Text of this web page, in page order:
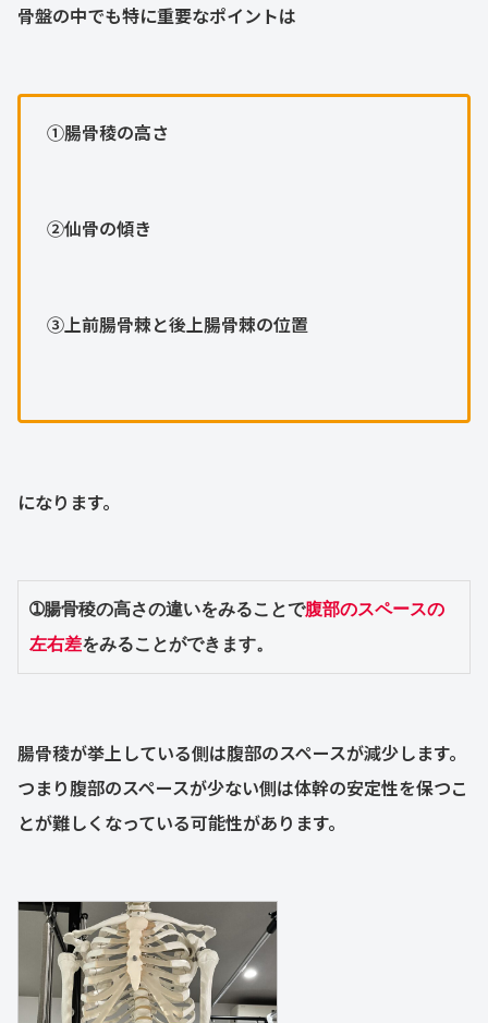
骨盤の中でも特に重要なポイントは
➀腸骨稜の高さ
②仙骨の傾き
③上前腸骨棘と後上腸骨棘の位置
になります。
➀腸骨稜の高さの違いをみることで腹部のスペースの
左右差をみることができます。
腸骨稜が挙上している側は腹部のスペースが減少します。
つまり腹部のスペースが少ない側は体幹の安定性を保つこ
とが難しくなっている可能性があります。